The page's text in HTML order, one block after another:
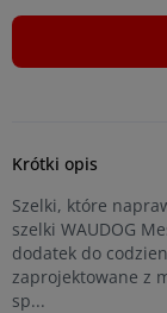
Krótki opis
Szelki, które
szelki WAUDOG
dodatek do
zaprojektowane z
sp...